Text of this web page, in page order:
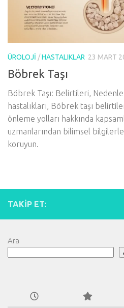
ÜROLOJI /HASTALIKLAR 23 MART
Böbrek Taşı
Böbrek Taşı: Belirtileri,
hastalıkları, Böbrek taşı
önleme yolları hakkında
uzmanlarından bilimsel
koruyun.
TAKIP ET:
Ara